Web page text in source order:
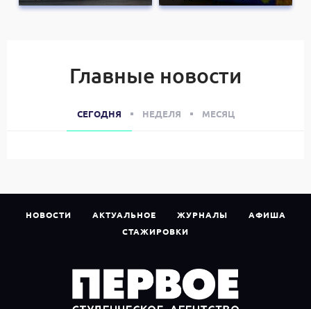
Главные новости
СЕГОДНЯ НЕДЕЛЯ МЕСЯЦ
НОВОСТИ АКТУАЛЬНОЕ ЖУРНАЛЫ
АФИША
СТАЖИРОВКИ